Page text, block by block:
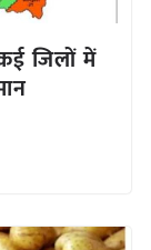
जिलों में